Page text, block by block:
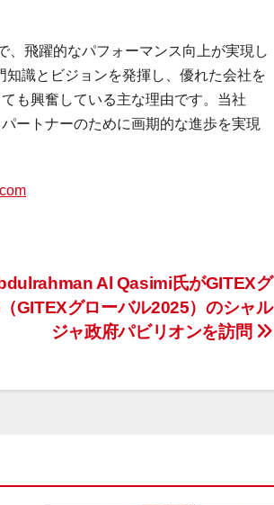
、飛躍的なパフォーマンス向上が実現し
識とビジョンを発揮し、優れた会社を
も興奮している主な理由です。当社
ートナーのために画期的な進歩を実現
Al Qasimi氏がGITEXグ
GITEXグローバル2025）のシャル
ジャ政府パビリオンを訪問